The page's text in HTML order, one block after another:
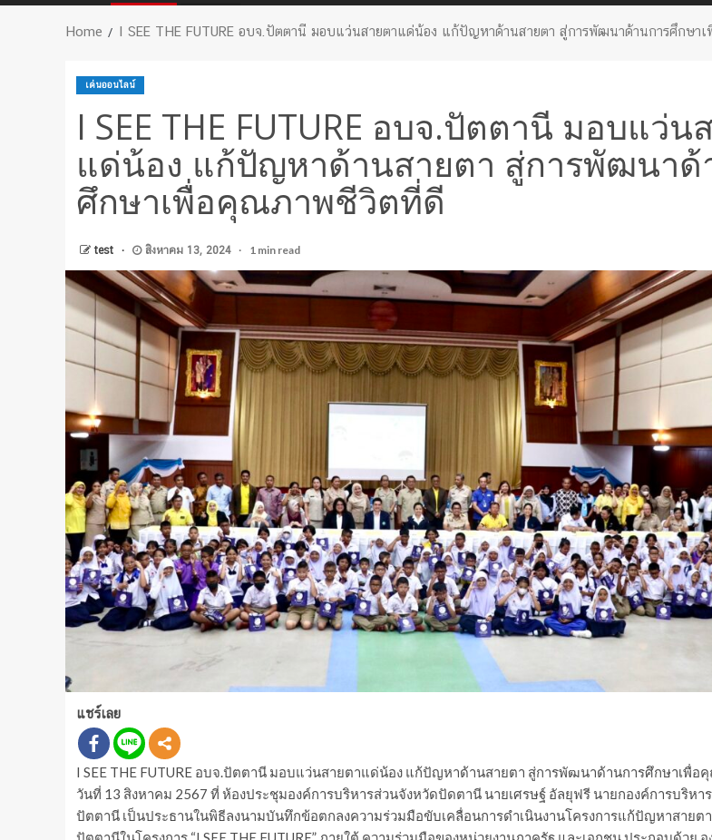
Home I SEE THE FUTURE อบจ.ปัตตานี มอบแว่นสายตาแด่น้อง แก้ปัญหาด้านสายตา สู่การพัฒนาด้านการศึกษา
เด่นออนไลน์
I SEE THE FUTURE อบจ.ปัตตานี มอบแว่น
แด่น้อง แก้ปัญหาด้านสายตา สู่การพัฒนาด้
ศึกษาเพื่อคุณภาพชีวิตที่ดี
test สิงหาคม 13, 2024 1 min read
แชร์เลย
I SEE THE FUTURE อบจ.ปัตตานี มอบแว่นสายตาแด่น้อง แก้ปัญหาด้านสายตา สู่การพัฒนาด้านการศึกษาเพื่
วันที่ 13 สิงหาคม 2567 ที่ ห้องประชุมองค์การบริหารส่วนจังหวัดปัดตานี นายเศรษฐ์ อัลยุฟรี นายกองค์การบริหา
ปัตตานี เป็นประธานในพิธีลงนามบันทึกข้อตกลงความร่วมมือขับเคลื่อนการดำเนินงานโครงการแก้ปัญหาสายต